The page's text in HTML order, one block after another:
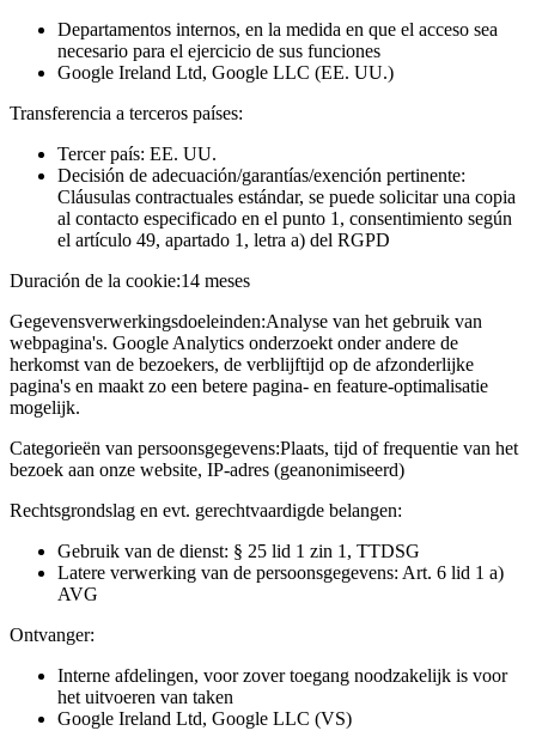
Departamentos internos, en la medida en que el acceso sea
necesario para el ejercicio de sus funciones
Google Ireland Ltd, Google LLC (EE. UU.)
Transferencia a terceros países:
Tercer país: EE. UU.
Decisión de adecuación/garantías/exención pertinente:
Cláusulas contractuales estándar, se puede solicitar una copia
al contacto especificado en el punto 1, consentimiento según
el artículo 49, apartado 1, letra a) del RGPD
Duración de la cookie:14 meses
Gegevensverwerkingsdoeleinden:Analyse van het gebruik van
webpagina's. Google Analytics onderzoekt onder andere de
herkomst van de bezoekers, de verblijftijd op de afzonderlijke
pagina's en maakt zo een betere pagina- en feature-optimalisatie
mogelijk.
Categorieën van persoonsgegevens:Plaats, tijd of frequentie van het
bezoek aan onze website, IP-adres (geanonimiseerd)
Rechtsgrondslag en evt. gerechtvaardigde belangen:
Gebruik van de dienst: § 25 lid 1 zin 1, TTDSG
Latere verwerking van de persoonsgegevens: Art. 6 lid 1 a)
AVG
Ontvanger:
Interne afdelingen, voor zover toegang noodzakelijk is voor
het uitvoeren van taken
Google Ireland Ltd, Google LLC (VS)